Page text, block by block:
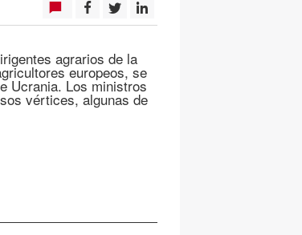
agrarios de la
europeos, se
Ucrania. Los ministros
vértices, algunas de